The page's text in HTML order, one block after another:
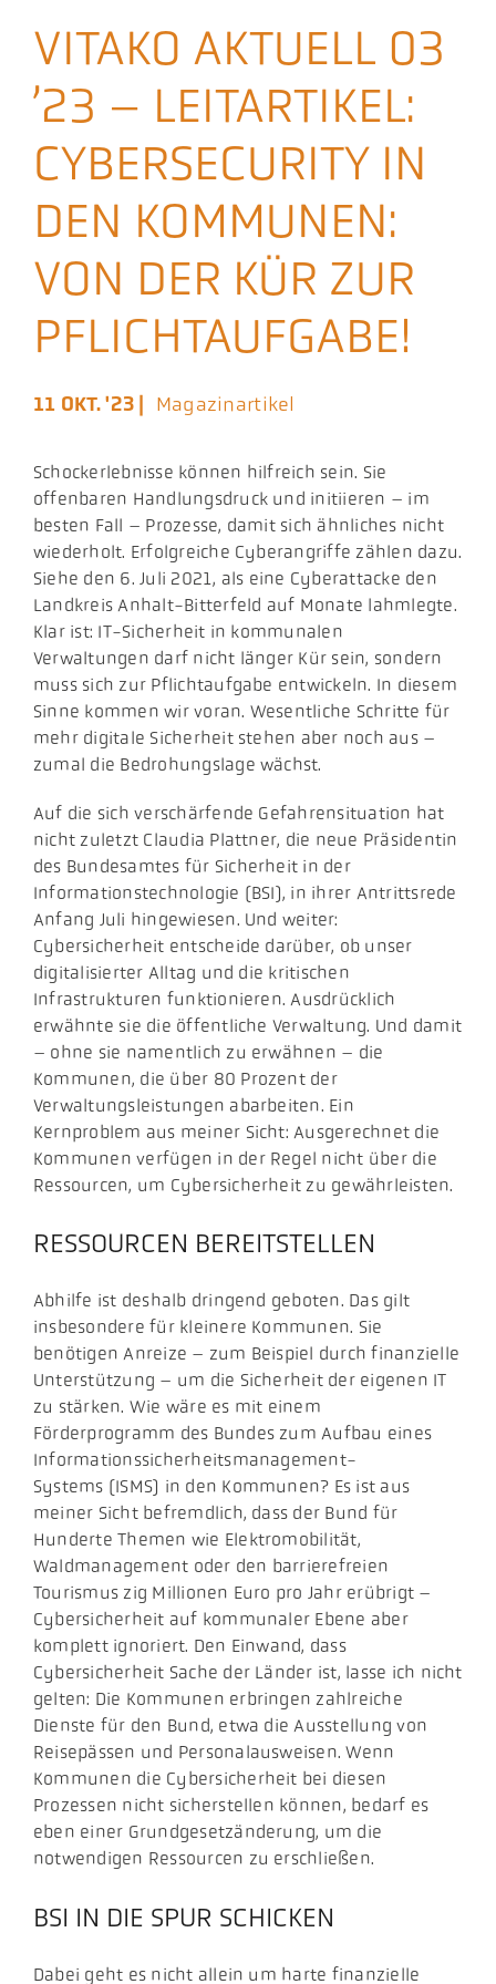
Aktuelles
Podcast
VITAKO AKTUELL 03
’23 – LEITARTIKEL:
CYBERSECURITY IN
DEN KOMMUNEN:
VON DER KÜR ZUR
PFLICHTAUFGABE!
11 OKT. '23 | Magazinartikel
Schockerlebnisse können hilfreich sein. Sie
offenbaren Handlungsdruck und initiieren – im
besten Fall – Prozesse, damit sich ähnliches nicht
wiederholt. Erfolgreiche Cyberangriffe zählen dazu.
Siehe den 6. Juli 2021, als eine Cyberattacke den
Landkreis Anhalt-Bitterfeld auf Monate lahmlegte.
Klar ist: IT-Sicherheit in kommunalen
Verwaltungen darf nicht länger Kür sein, sondern
muss sich zur Pflichtaufgabe entwickeln. In diesem
Sinne kommen wir voran. Wesentliche Schritte für
mehr digitale Sicherheit stehen aber noch aus –
zumal die Bedrohungslage wächst.
Auf die sich verschärfende Gefahrensituation hat
nicht zuletzt Claudia Plattner, die neue Präsidentin
des Bundesamtes für Sicherheit in der
Informationstechnologie (BSI), in ihrer Antrittsrede
Anfang Juli hingewiesen. Und weiter:
Cybersicherheit entscheide darüber, ob unser
digitalisierter Alltag und die kritischen
Infrastrukturen funktionieren. Ausdrücklich
erwähnte sie die öffentliche Verwaltung. Und damit
– ohne sie namentlich zu erwähnen – die
Kommunen, die über 80 Prozent der
Verwaltungsleistungen abarbeiten. Ein
Kernproblem aus meiner Sicht: Ausgerechnet die
Kommunen verfügen in der Regel nicht über die
Ressourcen, um Cybersicherheit zu gewährleisten.
RESSOURCEN BEREITSTELLEN
Abhilfe ist deshalb dringend geboten. Das gilt
insbesondere für kleinere Kommunen. Sie
benötigen Anreize – zum Beispiel durch finanzielle
Unterstützung – um die Sicherheit der eigenen IT
zu stärken. Wie wäre es mit einem
Förderprogramm des Bundes zum Aufbau eines
Informationssicherheitsmanagement-
Systems (ISMS) in den Kommunen? Es ist aus
meiner Sicht befremdlich, dass der Bund für
Hunderte Themen wie Elektromobilität,
Waldmanagement oder den barrierefreien
Tourismus zig Millionen Euro pro Jahr erübrigt –
Cybersicherheit auf kommunaler Ebene aber
komplett ignoriert. Den Einwand, dass
Cybersicherheit Sache der Länder ist, lasse ich nicht
gelten: Die Kommunen erbringen zahlreiche
Dienste für den Bund, etwa die Ausstellung von
Reisepässen und Personalausweisen. Wenn
Kommunen die Cybersicherheit bei diesen
Prozessen nicht sicherstellen können, bedarf es
eben einer Grundgesetzänderung, um die
notwendigen Ressourcen zu erschließen.
BSI IN DIE SPUR SCHICKEN
Dabei geht es nicht allein um harte finanzielle